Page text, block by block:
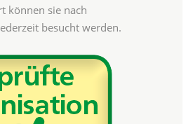
können sie nach
besucht werden.